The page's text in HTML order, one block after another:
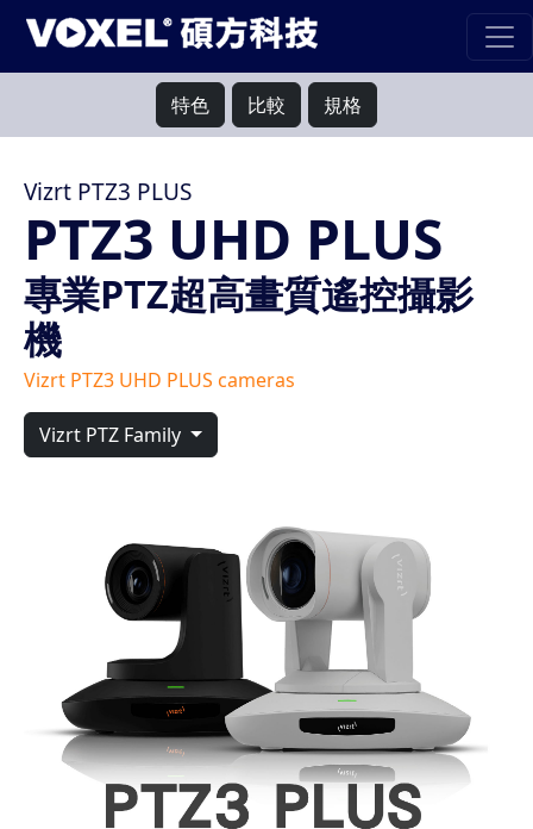
特色 比較 規格
Vizrt PTZ3 PLUS
PTZ3 UHD PLUS
專業PTZ超高畫質遙控攝影
機
Vizrt PTZ3 UHD PLUS cameras
Vizrt PTZ Family